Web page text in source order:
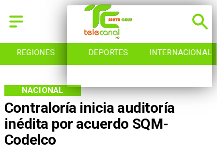
REGIONES DEPORTES INTERNACIONAL
Contraloría inicia auditoría
inédita por acuerdo SQM-
Codelco
NACIONAL